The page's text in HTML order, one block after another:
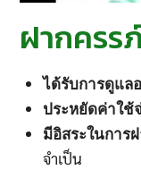
ฝากครร
ได้รับการดูแล
ประหยัดค่าใช้
มีอิสระในการ
จำเป็น